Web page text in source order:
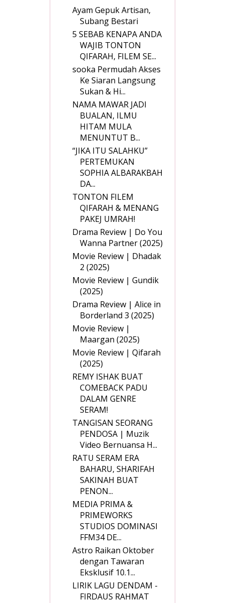
Ayam Gepuk Artisan,
Subang Bestari
5 SEBAB KENAPA ANDA
WAJIB TONTON
QIFARAH, FILEM SE...
sooka Permudah Akses
Ke Siaran Langsung
Sukan & Hi...
NAMA MAWAR JADI
BUALAN, ILMU
HITAM MULA
MENUNTUT B...
“JIKA ITU SALAHKU”
PERTEMUKAN
SOPHIA ALBARAKBAH
DA...
TONTON FILEM
QIFARAH & MENANG
PAKEJ UMRAH!
Drama Review | Do You
Wanna Partner (2025)
Movie Review | Dhadak
2 (2025)
Movie Review | Gundik
(2025)
Drama Review | Alice in
Borderland 3 (2025)
Movie Review |
Maargan (2025)
Movie Review | Qifarah
(2025)
REMY ISHAK BUAT
COMEBACK PADU
DALAM GENRE
SERAM!
TANGISAN SEORANG
PENDOSA | Muzik
Video Bernuansa H...
RATU SERAM ERA
BAHARU, SHARIFAH
SAKINAH BUAT
PENON...
MEDIA PRIMA &
PRIMEWORKS
STUDIOS DOMINASI
FFM34 DE...
Astro Raikan Oktober
dengan Tawaran
Eksklusif 10.1...
LIRIK LAGU DENDAM -
FIRDAUS RAHMAT